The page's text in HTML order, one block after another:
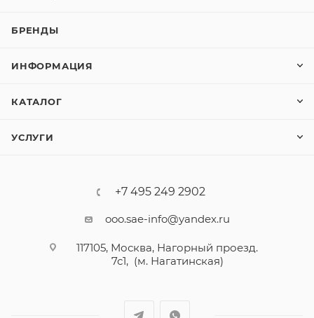
БРЕНДЫ
ИНФОРМАЦИЯ
КАТАЛОГ
УСЛУГИ
+7 495 249 2902
ooo.sae-info@yandex.ru
117105, Москва, Нагорный проезд.
7с1, (м. Нагатинская)